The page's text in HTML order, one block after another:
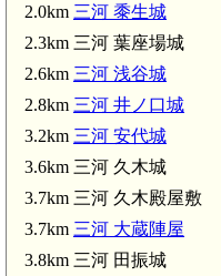
2.0km 三河 黍生城
2.3km 三河 葉座場城
2.6km 三河 浅谷城
2.8km 三河 井ノ口城
3.2km 三河 安代城
3.6km 三河 久木城
3.7km 三河 久木殿屋敷
3.7km 三河 大蔵陣屋
3.8km 三河 田振城